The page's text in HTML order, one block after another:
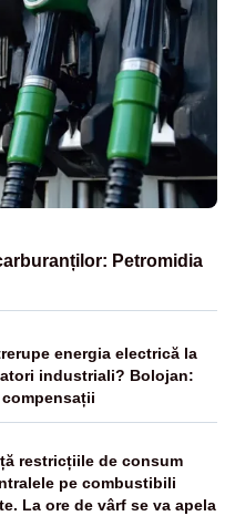
Petromidia
energia electrică la
industriali? Bolojan:
restricțiile de consum
pe combustibili
La ore de vârf se va apela